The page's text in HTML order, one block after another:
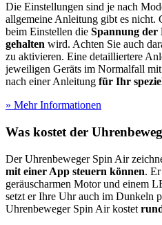
Die Einstellungen sind je nach
allgemeine Anleitung gibt es nicht.
beim Einstellen die Spannung der
gehalten wird. Achten Sie auch
zu aktivieren. Eine detailliertere
jeweiligen Geräts im Normalfall
nach einer Anleitung für Ihr
» Mehr Informationen
Was kostet der
Der Uhrenbeweger Spin Air
mit einer App steuern können.
geräuscharmen Motor und einem
setzt er Ihre Uhr auch im Dunkeln
Uhrenbeweger Spin Air kostet